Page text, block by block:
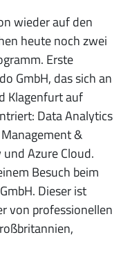
wieder auf den
heute noch zwei
Erste
GmbH, das sich an
Klagenfurt auf
Data Analytics
&
Azure Cloud.
Besuch beim
Dieser ist
von professionellen